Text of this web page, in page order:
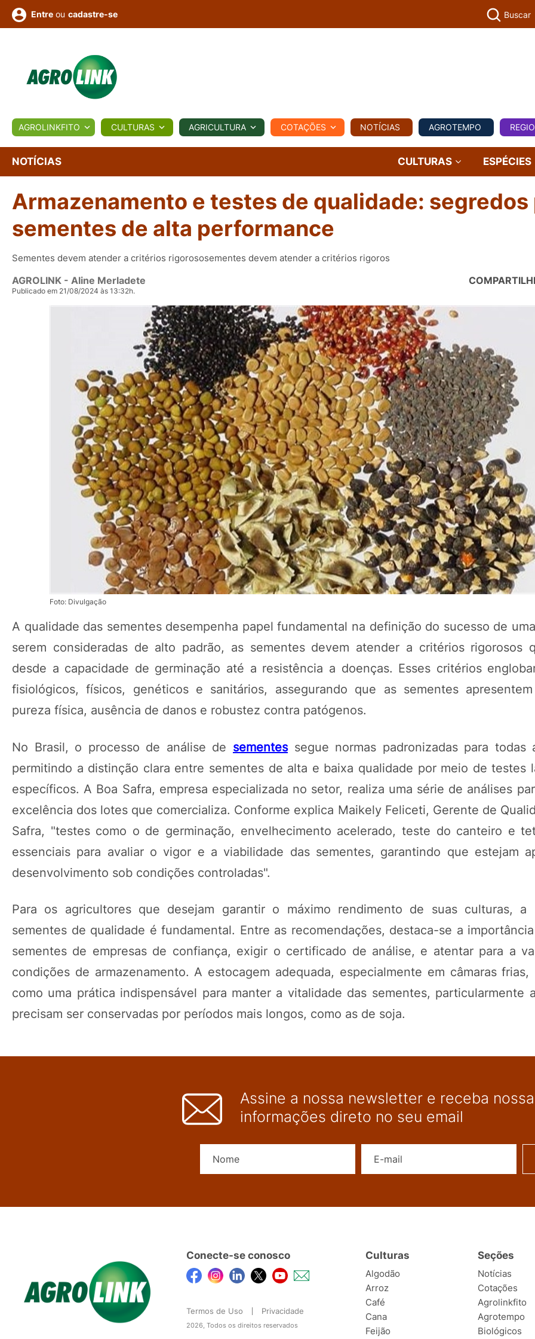
BIOLÓGICOS COTAÇÕES NOTÍCIAS AGROTEMPO REGIONAL COMERCIAL AGROVIAGENS
Conversor Colunistas Eventos
e
Vídeos
Entre ou cadastre-se Buscar
AGROLINKFITO CULTURAS AGRICULTURA COTAÇÕES NOTÍCIAS AGROTEMPO
NOTÍCIAS CULTURAS ESPÉCIES
Armazenamento e testes de qualidade: segredos
sementes de alta performance
Sementes devem atender a critérios rigorososementes devem atender a critérios rigoros
AGROLINK - Aline Merladete
Publicado em 21/08/2024 às 13:32h.
Foto: Divulgação
A qualidade das sementes desempenha papel fundamental na definição do sucesso de
serem consideradas de alto padrão, as sementes devem atender a critérios rigorosos
desde a capacidade de germinação até a resistência a doenças. Esses critérios
fisiológicos, físicos, genéticos e sanitários, assegurando que as sementes
pureza física, ausência de danos e robustez contra patógenos.
No Brasil, o processo de análise de sementessegue normas padronizadas para todas
permitindo a distinção clara entre sementes de alta e baixa qualidade por meio de testes
específicos. A Boa Safra, empresa especializada no setor, realiza uma série de análises
excelência dos lotes que comercializa. Conforme explica Maikely Feliceti, Gerente de
Safra, "testes como o de germinação, envelhecimento acelerado, teste do canteiro e
essenciais para avaliar o vigor e a viabilidade das sementes, garantindo que estejam
desenvolvimento sob condições controladas".
Para os agricultores que desejam garantir o máximo rendimento de suas culturas, a
sementes de qualidade é fundamental. Entre as recomendações, destaca-se a
sementes de empresas de confiança, exigir o certificado de análise, e atentar para a
condições de armazenamento. A estocagem adequada, especialmente em câmaras frias,
como uma prática indispensável para manter a vitalidade das sementes, particularmente
precisam ser conservadas por períodos mais longos, como as de soja.
Assine a nossa newsletter e receba
informações direto no seu email
Conecte-se conosco
Termos de Uso Privacidade
2026, Todos os direitos reservados
Culturas
Algodão
Arroz
Café
Cana
Feijão
Seções
Notícias
Cotações
Agrolinkfito
Agrotempo
Biológicos